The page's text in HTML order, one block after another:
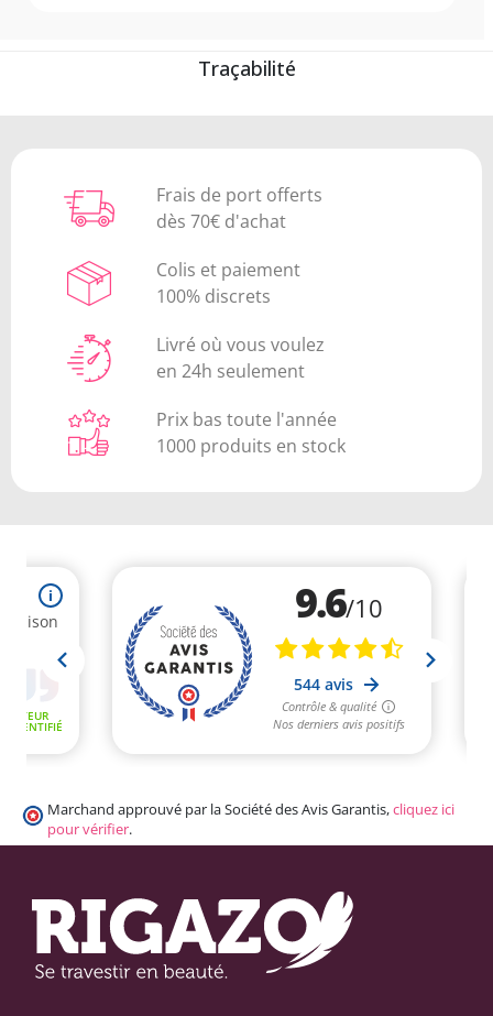
Traçabilité
Frais de port offerts
dès 70€ d'achat
Colis et paiement
100% discrets
Livré où vous voulez
en 24h seulement
Prix bas toute l'année
1000 produits en stock
Marchand approuvé par la Société des Avis Garantis,cliquez ici
pour vérifier.